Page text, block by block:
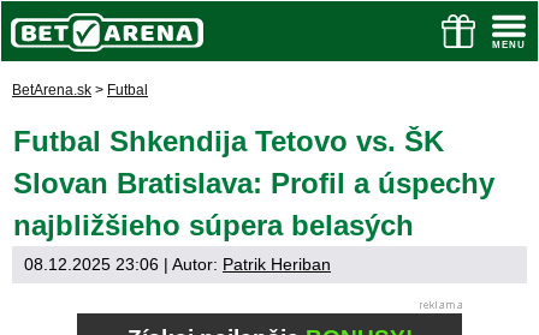
BetArena.sk > Futbal
Futbal Shkendija Tetovo vs. ŠK
Slovan Bratislava: Profil a úspechy
najbližšieho súpera belasých
08.12.2025 23:06 | Autor: Patrik Heriban